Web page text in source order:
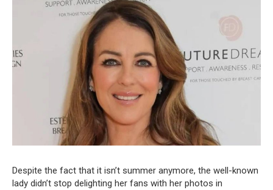
Despite the fact that it isn’t summer anymore, the well-known
lady didn’t stop delighting her fans with her photos in